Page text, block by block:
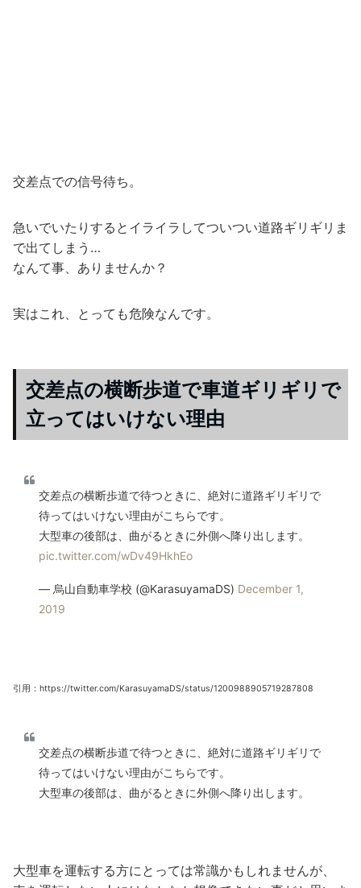
交差点での信号待ち。
急いでいたりするとイライラしてついつい道路ギリギリま
で出てしまう…
なんて事、ありませんか？
実はこれ、とっても危険なんです。
交差点の横断歩道で車道ギリギリで
立ってはいけない理由
交差点の横断歩道で待つときに、絶対に道路ギリギリで
待ってはいけない理由がこちらです。
大型車の後部は、曲がるときに外側へ降り出します。
pic.twitter.com/wDv49HkhEo
— 烏山自動車学校 (@KarasuyamaDS) December 1,
2019
引用：https://twitter.com/KarasuyamaDS/status/1200988905719287808
交差点の横断歩道で待つときに、絶対に道路ギリギリで
待ってはいけない理由がこちらです。
大型車の後部は、曲がるときに外側へ降り出します。
大型車を運転する方にとっては常識かもしれませんが、